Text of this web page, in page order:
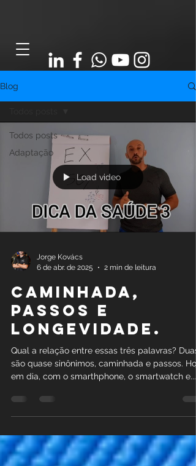
Blog
Todos posts
Adaptação
Load video
Jorge Kovács
6 de abr. de 2025
2 min de leitura
CAMINHADA,
PASSOS E
LONGEVIDADE.
Qual a relação entre essas três palavras? Duas
são quase sinônimos, caminhada e passos.
em dia, com o smarthphone, o smartwatch e...